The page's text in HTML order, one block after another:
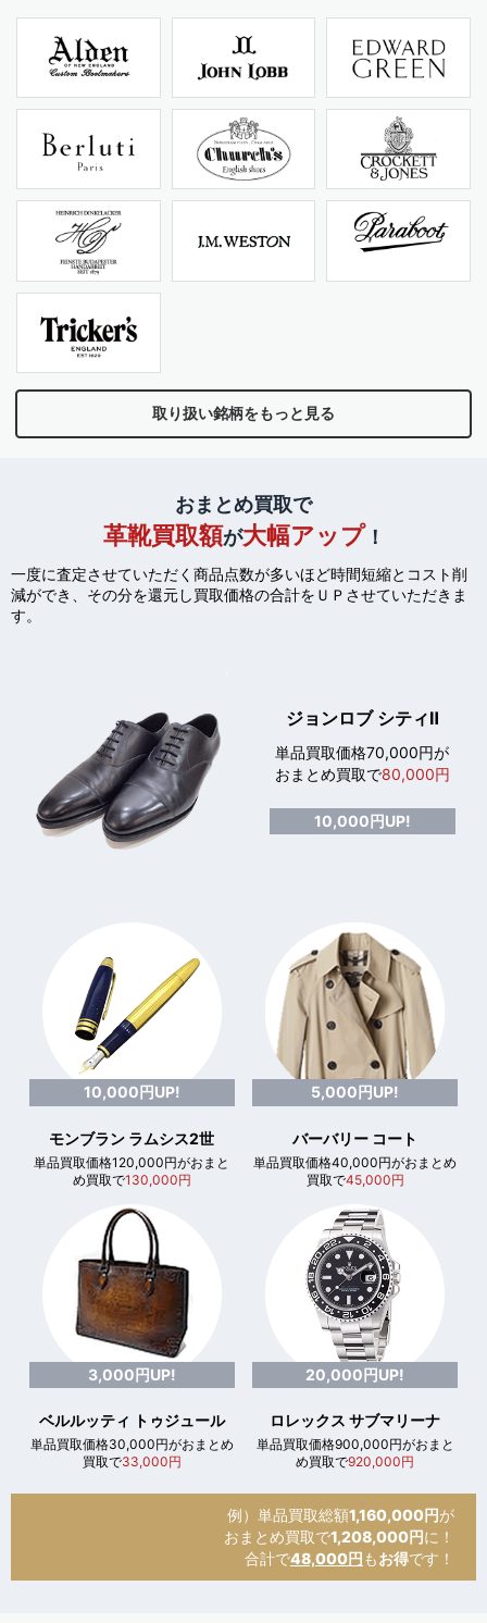
取り扱い銘柄をもっと見る
おまとめ買取で
革靴買取額が大幅アップ！
一度に査定させていただく商品点数が多いほど時間短縮とコスト削
減ができ、 その分を還元し買取価格の合計をＵＰさせていただきま
す。
ジョンロブ シティⅡ
単品買取価格70,000円が
おまとめ買取で80,000円
10,000円UP!
10,000円UP!
モンブラン ラムシス2世
単品買取価格120,000円がおまと
め買取で130,000円
5,000円UP!
バーバリー コート
単品買取価格40,000円がおまとめ
買取で45,000円
3,000円UP!
ベルルッティ トゥジュール
単品買取価格30,000円がおまとめ
買取で33,000円
20,000円UP!
ロレックス サブマリーナ
単品買取価格900,000円がおまと
め買取で920,000円
例）単品買取総額1,160,000円が
おまとめ買取で1,208,000円に！
合計で48,000円 もお得です！